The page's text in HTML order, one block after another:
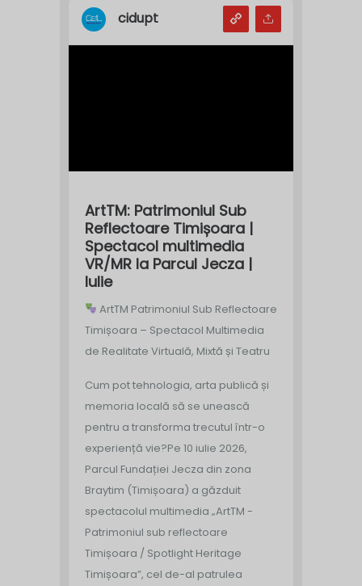
cidupt
ArtTM: Patrimoniul Sub
Reflectoare Timișoara |
Spectacol multimedia
VR/MR la Parcul Jecza |
Iulie
ArtTM Patrimoniul Sub Reflectoare
Timișoara – Spectacol Multimedia
de Realitate Virtuală, Mixtă și Teatru
Cum pot tehnologia, arta publică și
memoria locală să se unească
pentru a transforma trecutul într-o
experiență vie?Pe 10 iulie 2026,
Parcul Fundației Jecza din zona
Braytim (Timișoara) a găzduit
spectacolul multimedia „ArtTM -
Patrimoniul sub reflectoare
Timișoara / Spotlight Heritage
Timișoara”, cel de-al patrulea